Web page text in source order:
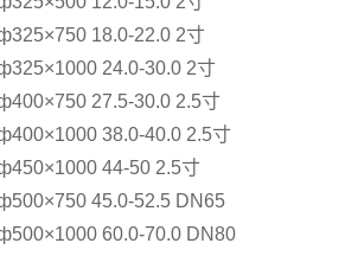
18.0-22.0 2寸
24.0-30.0 2寸
27.5-30.0 2.5寸
38.0-40.0 2.5寸
44-50 2.5寸
45.0-52.5 DN65
60.0-70.0 DN80